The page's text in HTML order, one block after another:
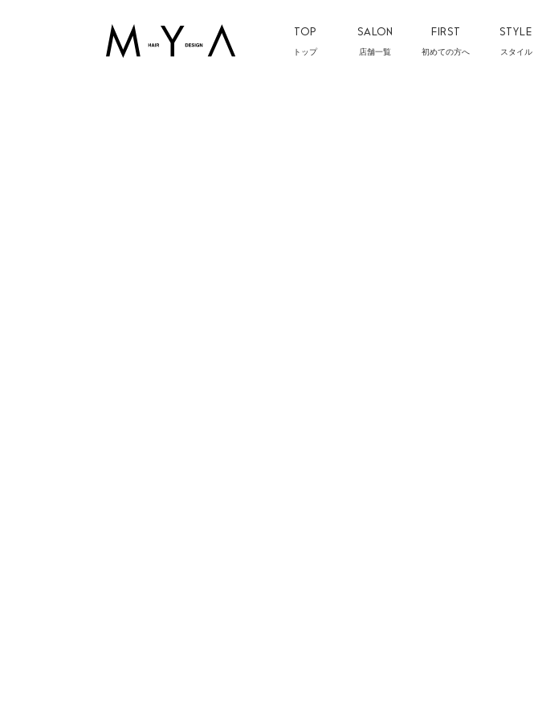
TOP
トップ
SALON
店舗一覧
FIRST
初めての方へ
STYLE
スタイル